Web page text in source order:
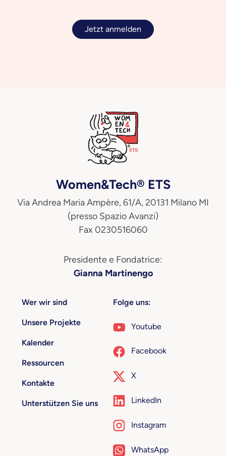
Jetzt anmelden
Women&Tech® ETS
Via Andrea Maria Ampère, 61/A, 20131 Milano MI
(presso Spazio Avanzi)
Fax 0230516060
Presidente e Fondatrice:
Gianna Martinengo
Wer wir sind
Unsere Projekte
Kalender
Ressourcen
Kontakte
Unterstützen Sie uns
Folge uns:
Youtube
Facebook
X
LinkedIn
Instagram
WhatsApp